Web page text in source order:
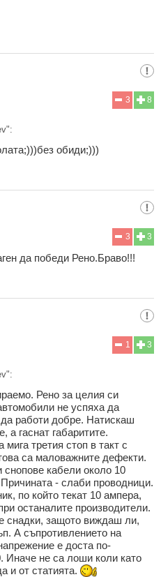
8
3
обиди;)))
3
3
да победи Рено.Браво!!!
3
1
Рено за целия си
не успяха да
работи добре. Натискаш
а гаснат габаритите.
третия стоп в такт с
са маловажните дефекти.
снопове кабели около 10
- слаби проводници.
по който текат 10 ампера,
останалите производители.
снадки, защото виждаш ли,
А съпротивлението на
е доста по-
Иначе не са лоши коли като
и от статията.